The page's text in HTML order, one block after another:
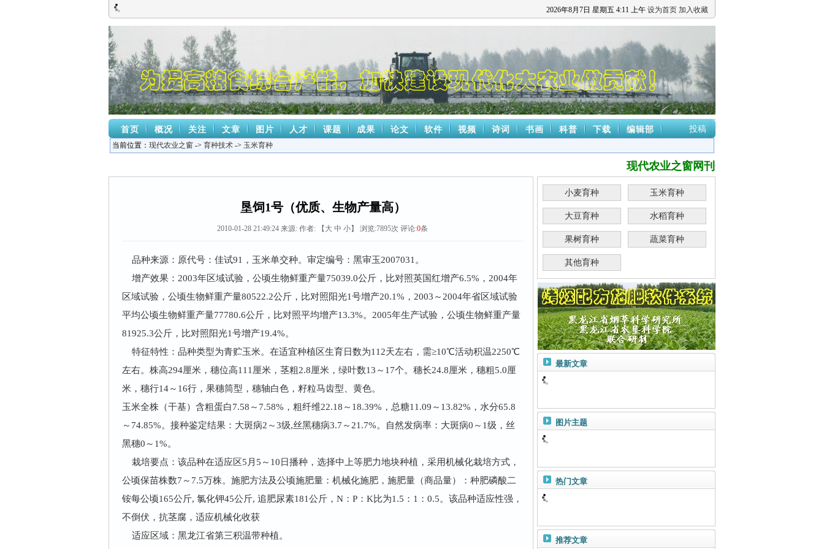
2026年8月 7日 星期五 4:11 上午 设为首页 加入收藏
首页 概况 关注 文章 图片 人才 课题 成果 论文 软件 视频 诗词 书画 科普 下载 编辑部 投稿
当前位置： 现代农业之窗 -> 育种技术 -> 玉米育种
现代农业之窗网刊登的署名作品，其内
垦饲1号（优质、生物产量高）
2010-01-28 21:49:24 来源: 作者: 【 大 中 小】 浏览:7895次 评论:0条
品种来源：原代号：佳试91，玉米单交种。审定编号：黑审玉2007031。
增产效果：2003年区域试验，公顷生物鲜重产量75039.0公斤，比对照英国红增产6.5%，2004年
区域试验，公顷生物鲜重产量80522.2公斤，比对照阳光1号增产20.1%，2003～2004年省区域试验
平均公顷生物鲜重产量77780.6公斤，比对照平均增产13.3%。2005年生产试验，公顷生物鲜重产量
81925.3公斤，比对照阳光1号增产19.4%。
特征特性：品种类型为青贮玉米。在适宜种植区生育日数为112天左右，需≥10℃活动积温2250℃
左右。株高294厘米，穗位高111厘米，茎粗2.8厘米，绿叶数13～17个。穗长24.8厘米，穗粗5.0厘
米，穗行14～16行，果穗筒型，穗轴白色，籽粒马齿型、黄色。
玉米全株（干基）含粗蛋白7.58～7.58%，粗纤维22.18～18.39%，总糖11.09～13.82%，水分65.8
～74.85%。接种鉴定结果：大斑病2～3级,丝黑穗病3.7～21.7%。自然发病率：大斑病0～1级，丝
黑穗0～1%。
栽培要点：该品种在适应区5月5～10日播种，选择中上等肥力地块种植，采用机械化栽培方式，
公顷保苗株数7～7.5万株。施肥方法及公顷施肥量：机械化施肥，施肥量（商品量）：种肥磷酸二
铵每公顷165公斤, 氯化钾45公斤, 追肥尿素181公斤，N：P：K比为1.5：1：0.5。该品种适应性强，
不倒伏，抗茎腐，适应机械化收获
适应区域：黑龙江省第三积温带种植。
小麦育种 玉米育种
大豆育种 水稻育种
果树育种 蔬菜育种
其他育种
最新文章
图片主题
热门文章
推荐文章